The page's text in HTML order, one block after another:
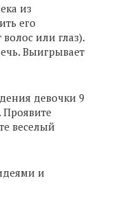
из
его
или глаз).
Выигрывает
девочки 9
веселый
и